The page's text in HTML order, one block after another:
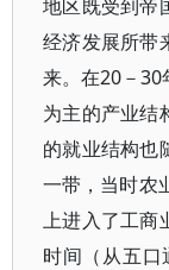
地区既受到帝
经济发展所带
来。在20－30
为主的产业结
的就业结构也
一带，当时农
上进入了工商
时间（从五